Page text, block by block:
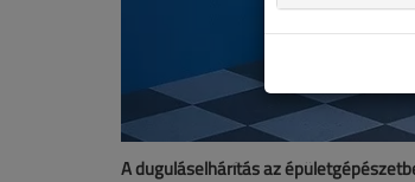
A duguláselhárítás az